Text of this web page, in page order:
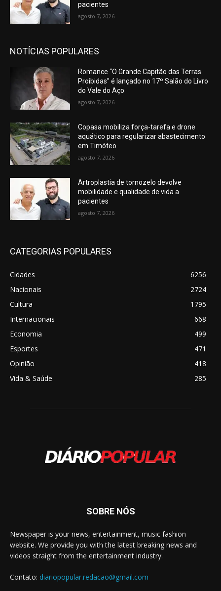
pacientes
agosto 7, 2026
NOTÍCIAS POPULARES
Romance “O Grande Capitão das Terras
Proibidas” é lançado no 17º Salão do Livro
do Vale do Aço
agosto 7, 2026
Copasa mobiliza força-tarefa e drone
aquático para regularizar abastecimento
em Timóteo
agosto 7, 2026
Artroplastia de tornozelo devolve
mobilidade e qualidade de vida a
pacientes
agosto 7, 2026
CATEGORIAS POPULARES
Cidades
6256
Nacionais
2724
Cultura
1795
Internacionais
668
Economia
499
Esportes
471
Opinião
418
Vida & Saúde
285
SOBRE NÓS
Newspaper is your news, entertainment, music fashion
website. We provide you with the latest breaking news and
videos straight from the entertainment industry.
Contato: diariopopular.redacao@gmail.com